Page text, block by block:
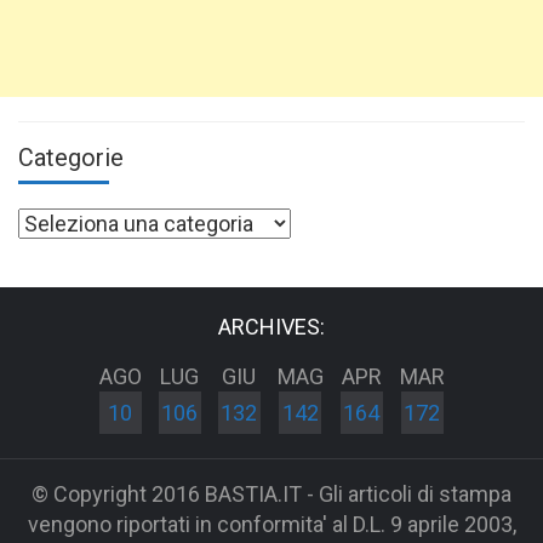
Categorie
Categorie
ARCHIVES:
AGO
10
LUG
106
GIU
132
MAG
142
APR
164
MAR
172
© Copyright 2016 BASTIA.IT - Gli articoli di stampa
vengono riportati in conformita' al D.L. 9 aprile 2003,